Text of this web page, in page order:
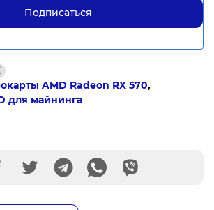
AMD Radeon RX 570,
для майнинга